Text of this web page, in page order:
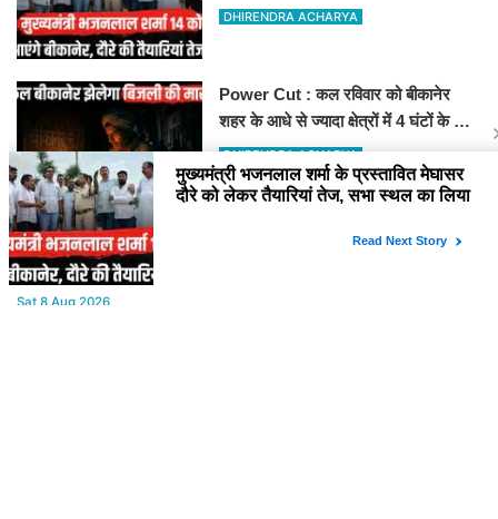
स्थल का लिया जायजा
DHIRENDRA ACHARYA
Power Cut : कल रविवार को बीकानेर
शहर के आधे से ज्यादा क्षेत्रों में 4 घंटों के लिए
बिजली रहेगी गुल
DHIRENDRA ACHARYA
Sat,8 Aug 2026